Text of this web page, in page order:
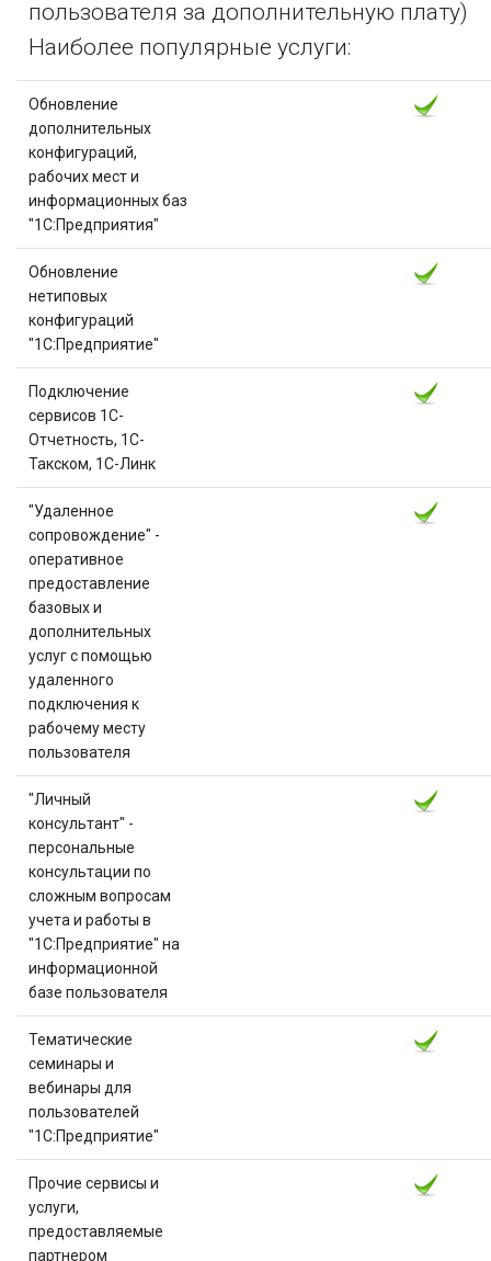
пользователя за дополнительную плату)
Наиболее популярные услуги:
Обновление
дополнительных
конфигураций,
рабочих мест и
информационных баз
"1С:Предприятия"
Обновление
нетиповых
конфигураций
"1С:Предприятие"
Подключение
сервисов 1С-
Отчетность, 1С-
Такском, 1С-Линк
"Удаленное
сопровождение" -
оперативное
предоставление
базовых и
дополнительных
услуг с помощью
удаленного
подключения к
рабочему месту
пользователя
"Личный
консультант" -
персональные
консультации по
сложным вопросам
учета и работы в
"1С:Предприятие" на
информационной
базе пользователя
Тематические
семинары и
вебинары для
пользователей
"1С:Предприятие"
Прочие сервисы и
услуги,
предоставляемые
партнером